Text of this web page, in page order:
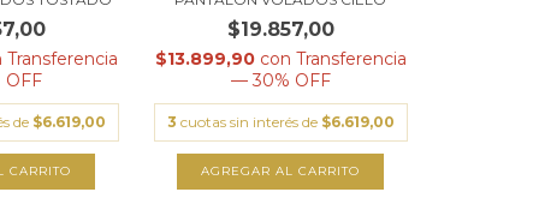
Transferencia
de $6.619,00
CARRITO
$19.857,00
$13.899,90 con Transferencia
— 30% OFF
3 cuotas sin interés de $6.619,00
AGREGAR AL CARRITO